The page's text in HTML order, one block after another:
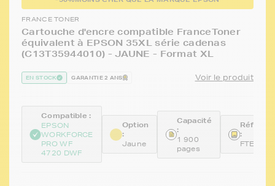
FRANCE TONER
Cartouche d'encre compatible FranceToner
équivalent à EPSON 35XL série cadenas
(C13T35944010) - JAUNE - Format XL
EN STOCK GARANTIE 2 ANS Voir le produit
Compatible :
EPSON
WORKFORCE
PRO WF
4720 DWF
Option
:
Jaune
Capacité
:
1 900
pages
: